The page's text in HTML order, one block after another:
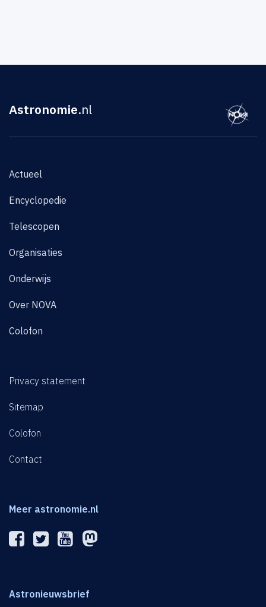
Astronomie.nl
Actueel
Encyclopedie
Telescopen
Organisaties
Onderwijs
Over NOVA
Colofon
Privacy statement
Sitemap
Colofon
Contact
Meer astronomie.nl
Astronieuwsbrief